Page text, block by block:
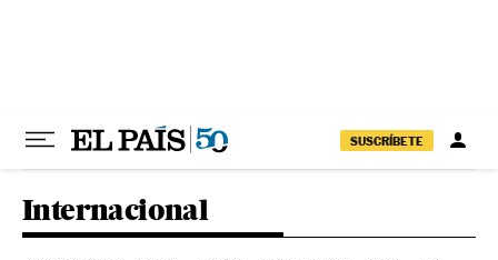
SUSCRÍBETE
Internacional